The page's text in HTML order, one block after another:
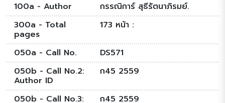
100a - Author
กรรณิการ์ สุธีรัตนาภิรมย์.
300a - Total
pages
173 หน้า :
050a - Call No.
DS571
050b - Call No.2:
Author ID
ก45 2559
050b - Call No.3: ก45 2559